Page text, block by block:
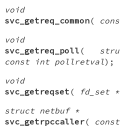
void
svc_getreq_common(
void
svc_getreq_poll (
const int pollretval );
void
svc_getreqset ( fd_set
struct netbuf *
svc_getrpccaller(